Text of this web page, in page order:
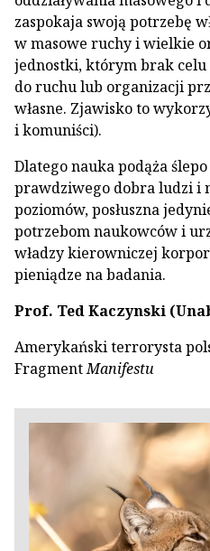
zaspokaja swoją potrzebę
w masowe ruchy i wielkie
jednostki, którym brak celu
do ruchu lub organizacji
własne. Zjawisko to
i komuniści).
Dlatego nauka podąża
prawdziwego dobra ludzi i
poziomów, posłuszna
potrzebom naukowców i
władzy kierowniczej
pieniądze na badania.
Prof. Ted Kaczynski
Amerykański terrorysta
FragmentManifestu